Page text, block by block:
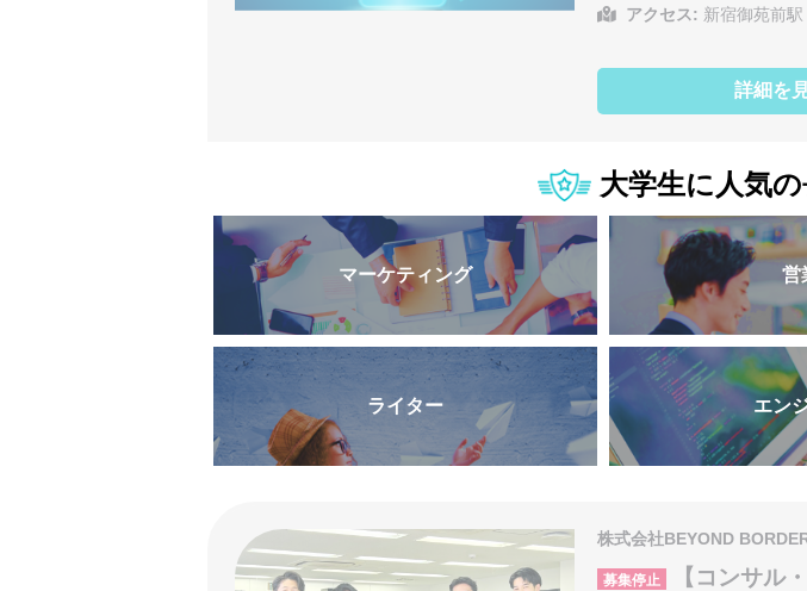
アクセス: 新宿御苑前
詳細を
大学生に人気
マーケティング 営
ライター エン
株式会社BEYOND
募集停止 【コンサル